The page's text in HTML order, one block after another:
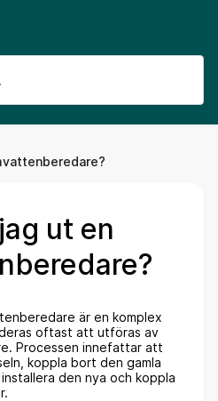
ut en
är en komplex
oftast att utföras av
Processen innefattar att
koppla bort den gamla
den nya och koppla